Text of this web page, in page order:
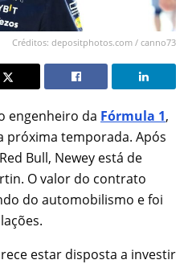
Créditos: depositphotos.com / canno73
engenheiro da Fórmula 1,
próxima temporada. Após
Bull, Newey está de
O valor do contrato
do automobilismo e foi
estar disposta a investir